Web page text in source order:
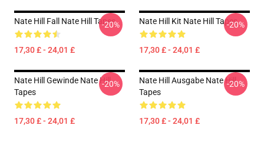
Nate Hill Fall Nate Hill Tapes
17,30 £ - 24,01 £
-20% Nate Hill Kit Nate Hill Tapes
17,30 £ - 24,01 £
-20%
Nate Hill Gewinde Nate Hill
Tapes
17,30 £ - 24,01 £
-20%
Nate Hill Ausgabe Nate Hill
Tapes
17,30 £ - 24,01 £
-20%